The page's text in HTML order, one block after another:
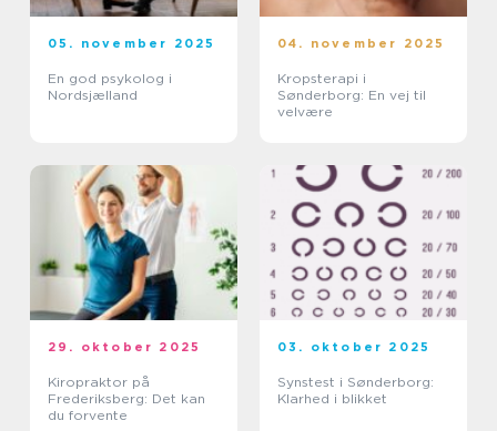
05. november 2025
En god psykolog i
Nordsjælland
04. november 2025
Kropsterapi i
Sønderborg: En vej til
velvære
29. oktober 2025
Kiropraktor på
Frederiksberg: Det kan
du forvente
03. oktober 2025
Synstest i Sønderborg:
Klarhed i blikket